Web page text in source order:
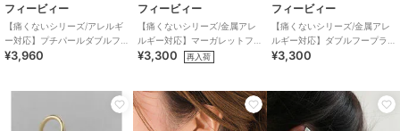
フィービィー
【痛くないシリーズ/アレルギ
ー対応】プチパールダブルフ
ープライトフィットイヤリン
¥3,960
フィービィー
【痛くないシリーズ/金属アレ
ルギー対応】マーガレットフ
ラワーフープライトフィット
¥3,300 再入荷
フィービィー
【痛くないシリーズ/金属アレ
ルギー対応】ダブルフープラ
イトフィットイヤリング ゴー
¥3,300